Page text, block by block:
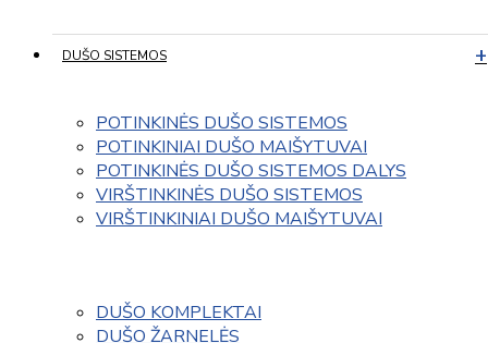
DUŠO SISTEMOS
POTINKINĖS DUŠO SISTEMOS
POTINKINIAI DUŠO MAIŠYTUVAI
POTINKINĖS DUŠO SISTEMOS DALYS
VIRŠTINKINĖS DUŠO SISTEMOS
VIRŠTINKINIAI DUŠO MAIŠYTUVAI
DUŠO KOMPLEKTAI
DUŠO ŽARNELĖS